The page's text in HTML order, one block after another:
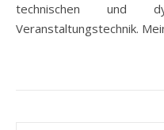
technischen und
Veranstaltungstechnik.